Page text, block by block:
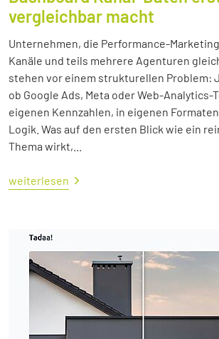
vergleichbar macht
Unternehmen, die Performance-
Kanäle und teils mehrere Agenturen
stehen vor einem strukturellen Problem:
ob Google Ads, Meta oder Web-Analytics-
eigenen Kennzahlen, in eigenen
Logik. Was auf den ersten Blick wie ein
Thema wirkt,...
weiterlesen